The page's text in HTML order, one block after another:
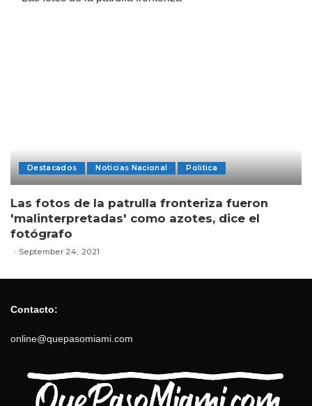
Destacados Noticias Nacional Politica
Las fotos de la patrulla fronteriza fueron
'malinterpretadas' como azotes, dice el
fotógrafo
September 24, 2021
Contacto:
online@quepasomiami.com